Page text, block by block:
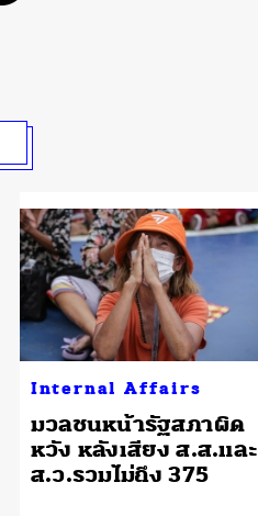
Internal Affairs
มวลชนหน้ารัฐสภาผิด
หวัง หลังเสียง ส.ส.และ
ส.ว.รวมไม่ถึง 375